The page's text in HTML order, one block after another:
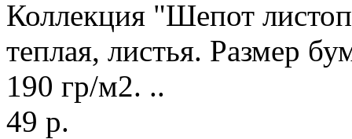
Коллекция "Шепот
теплая, листья. Размер
190 гр/м2. ..
49 р.